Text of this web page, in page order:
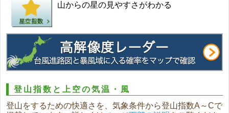
山からの星の見やすさがわかる
登山指数と上空の気温・風
登山をするための快適さを、気象条件から登山指数A～Cで